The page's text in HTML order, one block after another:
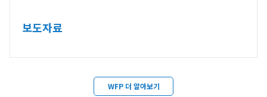
보도자료
WFP 더 알아보기